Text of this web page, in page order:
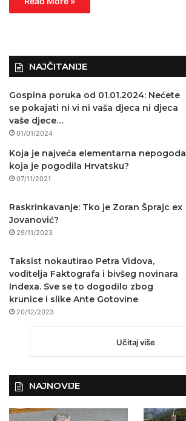
NAJČITANIJE
Gospina poruka od 01.01.2024: Nećete
se pokajati ni vi ni vaša djeca ni djeca
vaše djece…
01/01/2024
Koja je najveća elementarna nepogoda
koja je pogodila Hrvatsku?
07/11/2021
Raskrinkavanje: Tko je Zoran Šprajc ex
Jovanović?
29/11/2023
Taksist nokautirao Petra Vidova,
voditelja Faktografa i bivšeg novinara
Indexa. Sve se to dogodilo zbog
krunice i slike Ante Gotovine
20/12/2023
Učitaj više
NAJNOVIJE